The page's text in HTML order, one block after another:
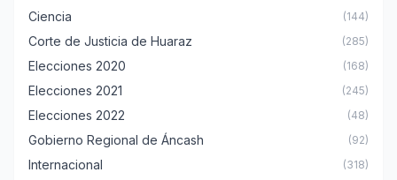
Ciencia (144)
Corte de Justicia de Huaraz (285)
Elecciones 2020 (168)
Elecciones 2021 (245)
Elecciones 2022 (48)
Gobierno Regional de Áncash (92)
Internacional (318)